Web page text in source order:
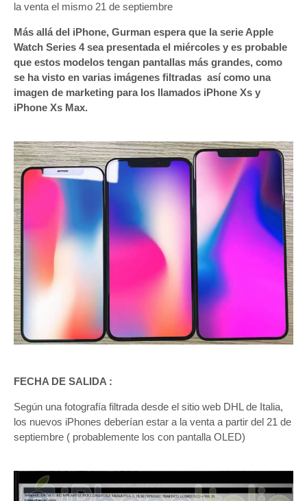
la venta el mismo 21 de septiembre
Más allá del iPhone, Gurman espera que la serie Apple
Watch Series 4 sea presentada el miércoles y es probable
que estos modelos tengan pantallas más grandes, como
se ha visto en varias imágenes filtradas así como una
imagen de marketing para los llamados iPhone Xs y
iPhone Xs Max.
FECHA DE SALIDA :
Según una fotografía filtrada desde el sitio web DHL de Italia,
los nuevos iPhones deberían estar a la venta a partir del 21 de
septiembre ( probablemente los con pantalla OLED)